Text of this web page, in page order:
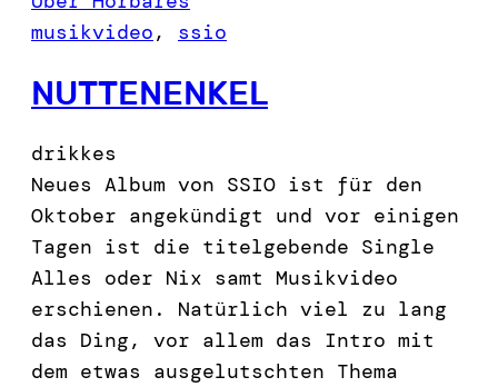
musikvideo, ssio
NUTTENENKEL
drikkes
Neues Album von SSIO ist für den
Oktober angekündigt und vor einigen
Tagen ist die titelgebende Single
Alles oder Nix samt Musikvideo
erschienen. Natürlich viel zu lang
das Ding, vor allem das Intro mit
dem etwas ausgelutschten Thema